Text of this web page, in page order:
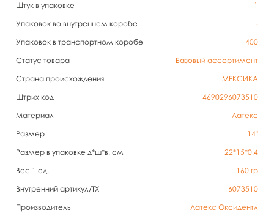
Штук в упаковке
1
Упаковок во внутреннем коробе
-
Упаковок в транспортном коробе
400
Статус товара
Базовый ассортимент
Страна происхождения
МЕКСИКА
Штрих код
4690296073510
Материал
Латекс
Размер
14"
Размер в упаковке д*ш*в, см
22*15*0,4
Вес 1 ед.
160 гр
Внутренний артикул/TX
6073510
Производитель
Латекс Оксидентл